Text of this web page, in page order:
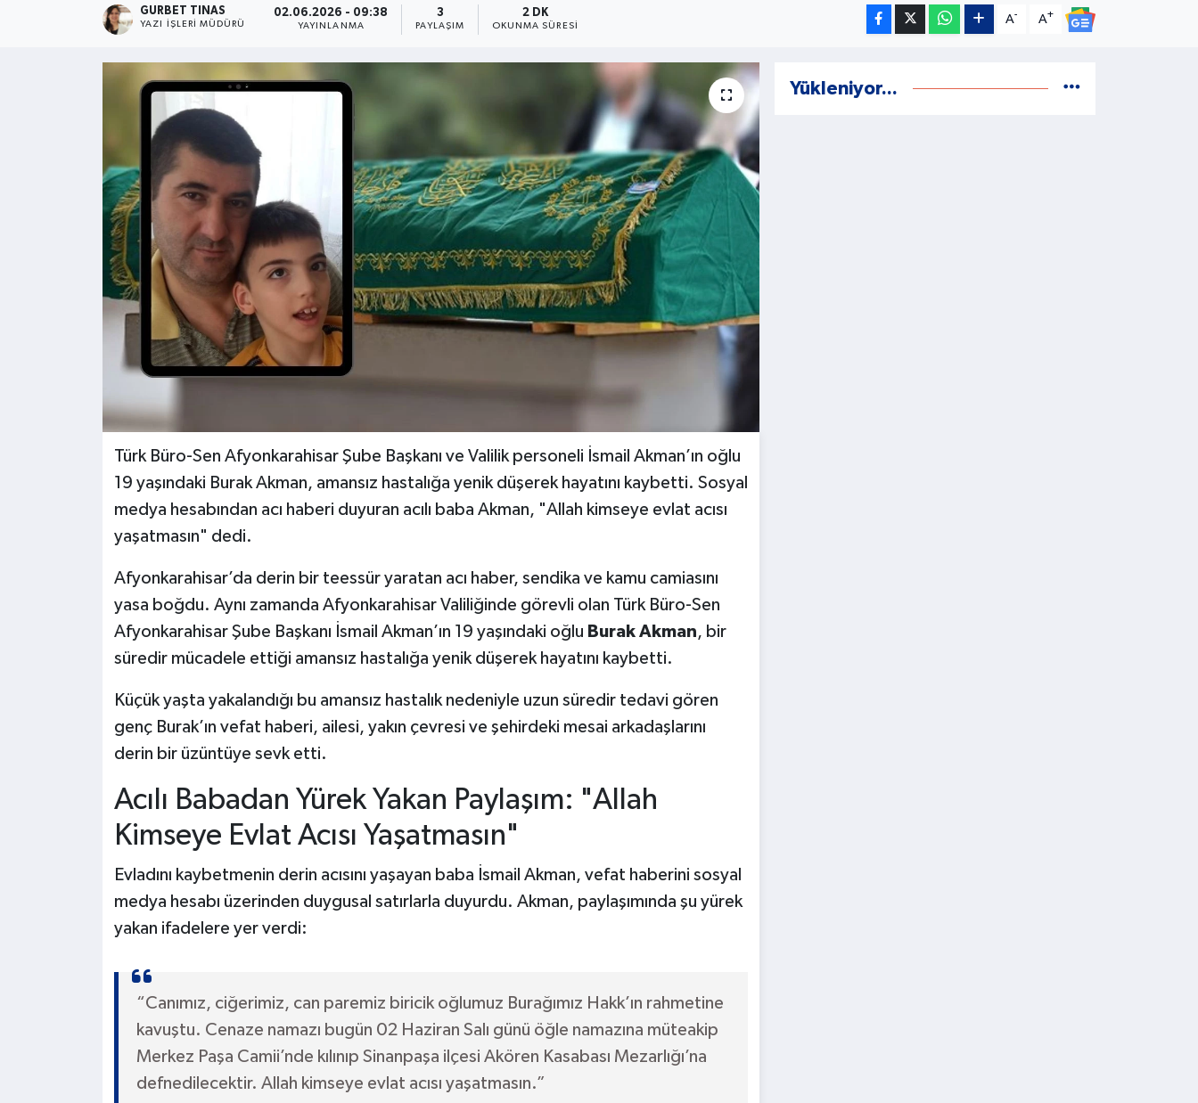
GURBET TINAS
YAZI İŞLERI MÜDÜRÜ
02.06.2026 - 09:38
YAYINLANMA
3
PAYLAŞIM
2 DK
OKUNMA SÜRESI
A- A+
Türk Büro-Sen Afyonkarahisar Şube Başkanı ve Valilik personeli İsmail Akman’ın oğlu
19 yaşındaki Burak Akman, amansız hastalığa yenik düşerek hayatını kaybetti. Sosyal
medya hesabından acı haberi duyuran acılı baba Akman, "Allah kimseye evlat acısı
yaşatmasın" dedi.
Afyonkarahisar’da derin bir teessür yaratan acı haber, sendika ve kamu camiasını
yasa boğdu. Aynı zamanda Afyonkarahisar Valiliğinde görevli olan Türk Büro-Sen
Afyonkarahisar Şube Başkanı İsmail Akman’ın 19 yaşındaki oğlu Burak Akman, bir
süredir mücadele ettiği amansız hastalığa yenik düşerek hayatını kaybetti.
Küçük yaşta yakalandığı bu amansız hastalık nedeniyle uzun süredir tedavi gören
genç Burak’ın vefat haberi, ailesi, yakın çevresi ve şehirdeki mesai arkadaşlarını
derin bir üzüntüye sevk etti.
Acılı Babadan Yürek Yakan Paylaşım: "Allah
Kimseye Evlat Acısı Yaşatmasın"
Evladını kaybetmenin derin acısını yaşayan baba İsmail Akman, vefat haberini sosyal
medya hesabı üzerinden duygusal satırlarla duyurdu. Akman, paylaşımında şu yürek
yakan ifadelere yer verdi:
“Canımız, ciğerimiz, can paremiz biricik oğlumuz Burağımız Hakk’ın rahmetine
kavuştu. Cenaze namazı bugün 02 Haziran Salı günü öğle namazına müteakip
Merkez Paşa Camii’nde kılınıp Sinanpaşa ilçesi Akören Kasabası Mezarlığı’na
defnedilecektir. Allah kimseye evlat acısı yaşatmasın.”
Yükleniyor...
Kültür - Sanat